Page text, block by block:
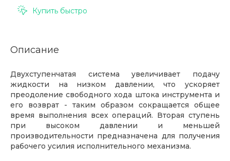
Купить быстро
Описание
Двухступенчатая система увеличивает подачу
жидкости на низком давлении, что ускоряет
преодоление свободного хода штока инструмента и
его возврат - таким образом сокращается общее
время выполнения всех операций. Вторая ступень
при высоком давлении и меньшей
производительности предназначена для получения
рабочего усилия исполнительного механизма.